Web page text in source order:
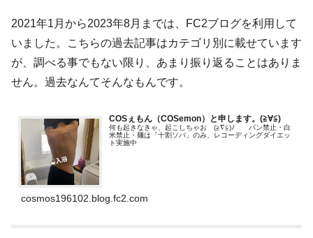
2021年1月から2023年8月までは、FC2ブログを利用して
いました。こちらの過去記事はカテゴリ別に載せています
が、調べる事でもない限り、あまり振り返ることはありま
せん。過去なんてそんなもんです。
COSぇもん（COSemon）と申します。(≧∀≦)ゞ
何も起きなきゃ、起こしちゃお (≧∇≦)ﾉ パン禁止・白
米禁止・麺は「十割ソバ」のみ、レコーディングダイエッ
ト実施中
cosmos196102.blog.fc2.com